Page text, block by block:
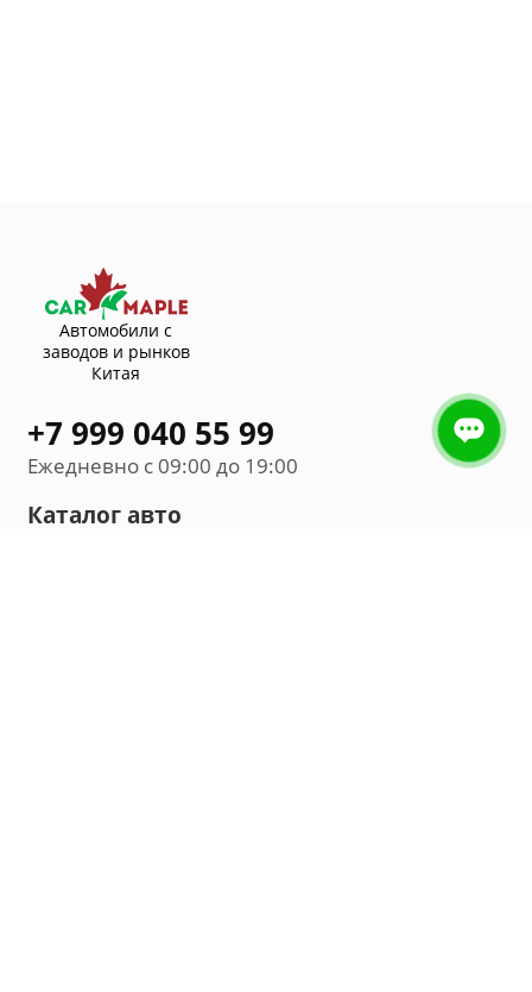
Автомобили с
заводов и рынков
Китая
+7 999 040 55 99
Ежедневно с 09:00 до 19:00
Каталог авто